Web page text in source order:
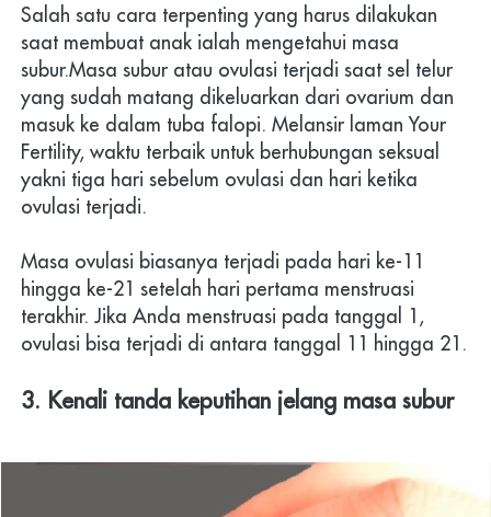
Salah satu cara terpenting yang harus dilakukan
saat membuat anak ialah mengetahui masa
subur.Masa subur atau ovulasi terjadi saat sel telur
yang sudah matang dikeluarkan dari ovarium dan
masuk ke dalam tuba falopi. Melansir laman Your
Fertility, waktu terbaik untuk berhubungan seksual
yakni tiga hari sebelum ovulasi dan hari ketika
ovulasi terjadi.
Masa ovulasi biasanya terjadi pada hari ke-11
hingga ke-21 setelah hari pertama menstruasi
terakhir. Jika Anda menstruasi pada tanggal 1,
ovulasi bisa terjadi di antara tanggal 11 hingga 21.
3. Kenali tanda keputihan jelang masa subur